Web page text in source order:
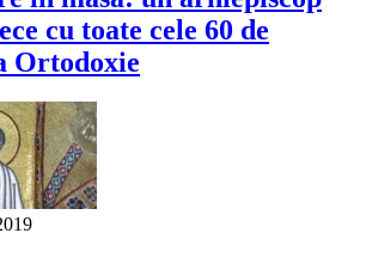
cu toate cele 60 de
Ortodoxie